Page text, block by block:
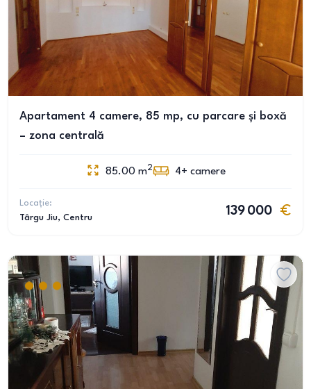
Apartament 4 camere, 85 mp, cu parcare și boxă
– zona centrală
85.00 m2 4+ camere
Locație:
Târgu Jiu, Centru
139 000